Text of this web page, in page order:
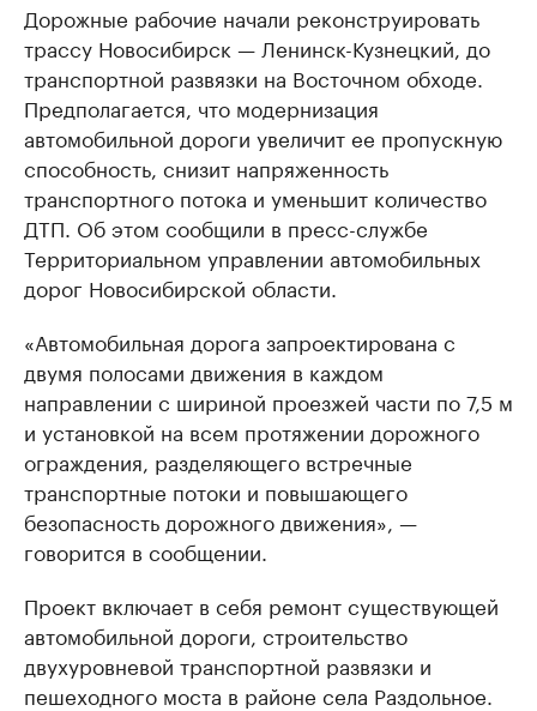
Дорожные рабочие начали реконструировать
трассу Новосибирск — Ленинск-Кузнецкий, до
транспортной развязки на Восточном обходе.
Предполагается, что модернизация
автомобильной дороги увеличит ее пропускную
способность, снизит напряженность
транспортного потока и уменьшит количество
ДТП. Об этом сообщили в пресс-службе
Территориальном управлении автомобильных
дорог Новосибирской области.
«Автомобильная дорога запроектирована с
двумя полосами движения в каждом
направлении с шириной проезжей части по 7,5 м
и установкой на всем протяжении дорожного
ограждения, разделяющего встречные
транспортные потоки и повышающего
безопасность дорожного движения», —
говорится в сообщении.
Проект включает в себя ремонт существующей
автомобильной дороги, строительство
двухуровневой транспортной развязки и
пешеходного моста в районе села Раздольное.